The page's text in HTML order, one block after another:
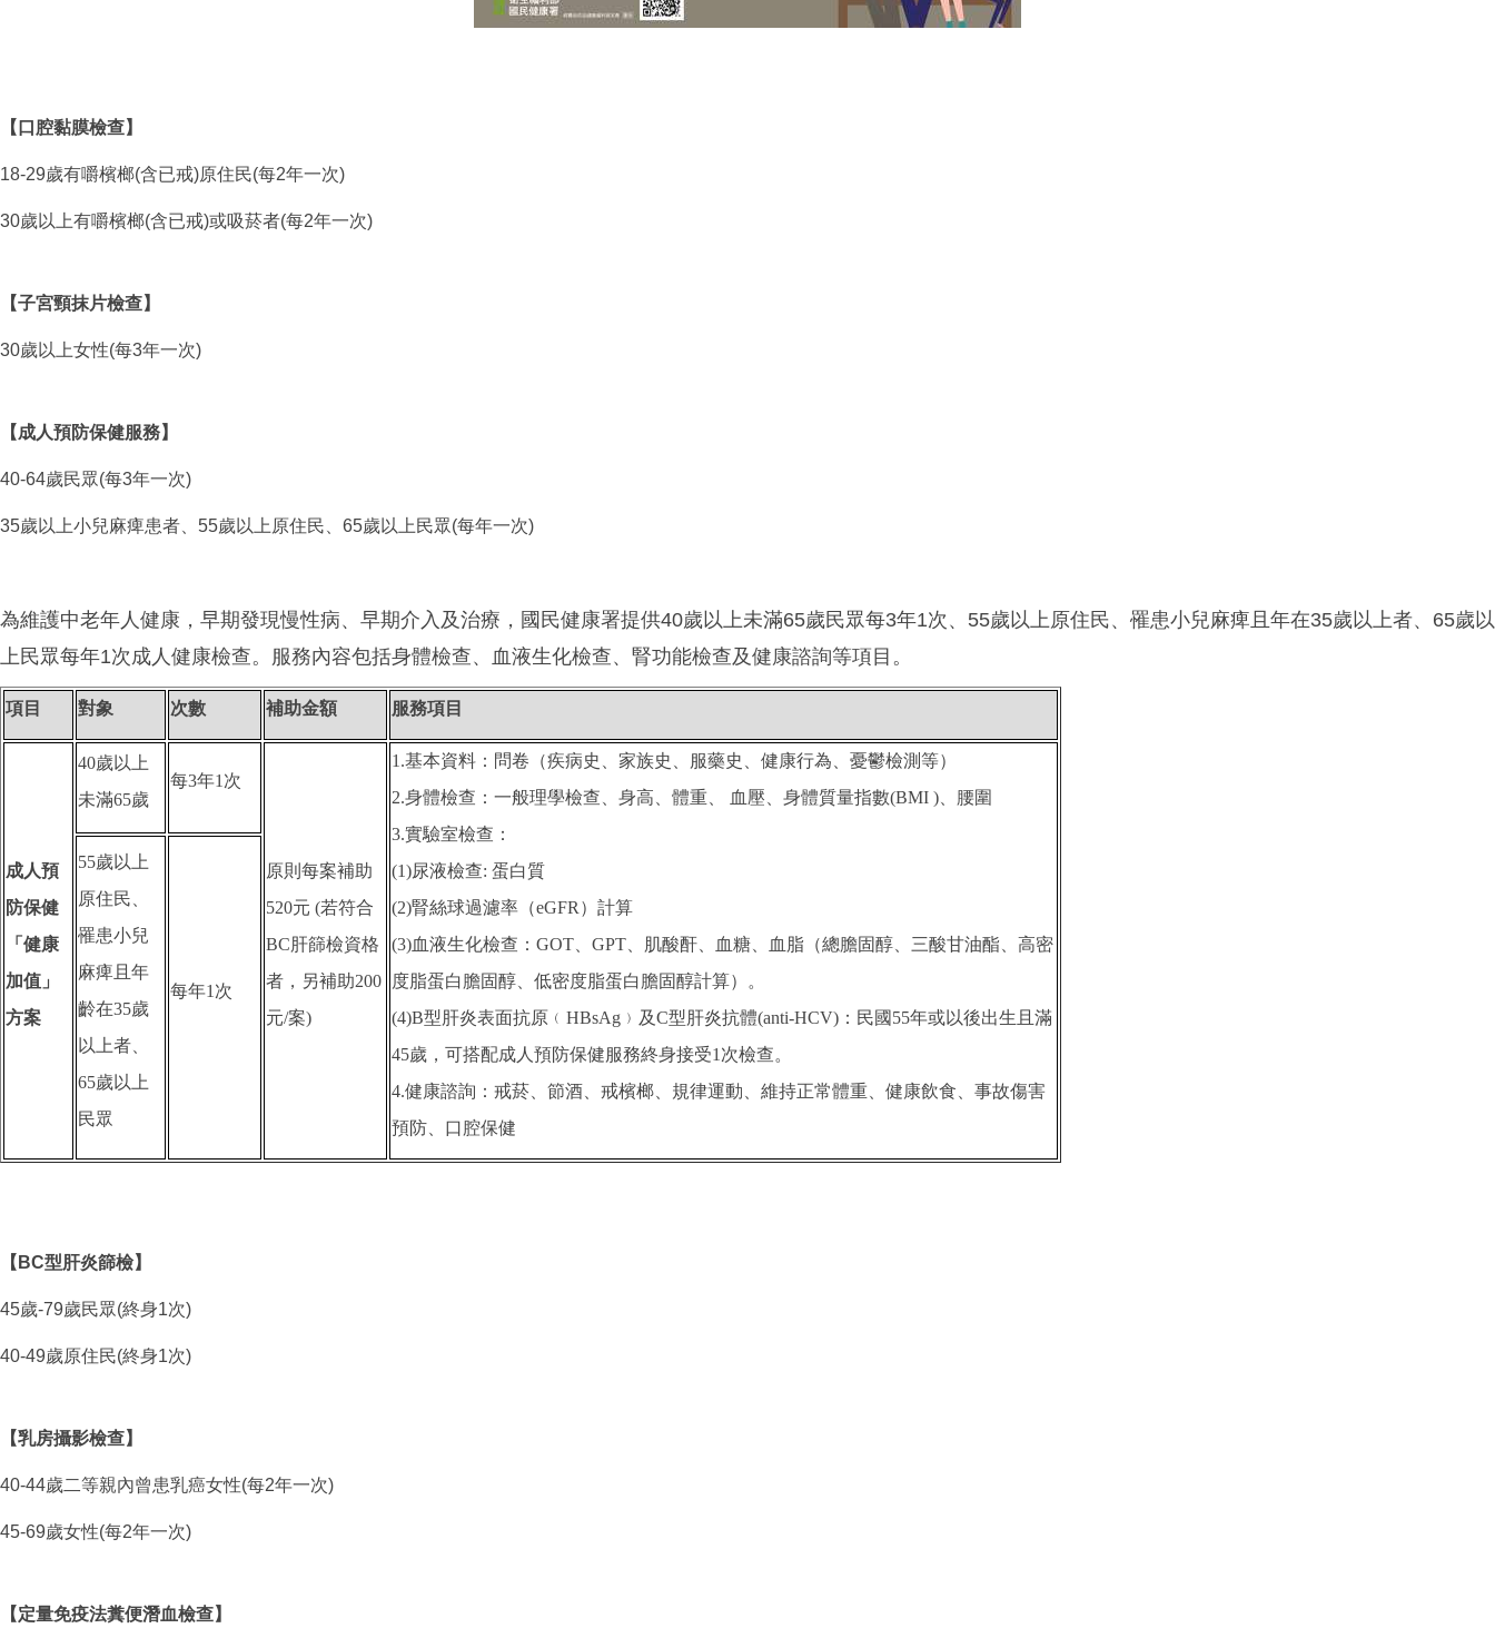
【口腔黏膜檢查】
18-29歲有嚼檳榔(含已戒)原住民(每2年一次)
30歲以上有嚼檳榔(含已戒)或吸菸者(每2年一次)
【子宮頸抹片檢查】
30歲以上女性(每3年一次)
【成人預防保健服務】
40-64歲民眾(每3年一次)
35歲以上小兒麻痺患者、55歲以上原住民、65歲以上民眾(每年一次)
為維護中老年人健康，早期發現慢性病、早期介入及治療，國民健康署提供40歲以上未滿65歲民眾每3年1次、55歲以上原住民、罹患小兒麻痺且年在35歲以上者、65歲以
上民眾每年1次成人健康檢查。服務內容包括身體檢查、血液生化檢查、腎功能檢查及健康諮詢等項目。
項目 對象 次數 補助金額 服務項目
成人預
防保健
「健康
加值」
方案
40歲以上
未滿65歲
每3年1次
原則每案補助
520元 (若符合
BC肝篩檢資格
者，另補助200
元/案)
1.基本資料：問卷（疾病史、家族史、服藥史、健康行為、憂鬱檢測等）
2.身體檢查：一般理學檢查、身高、體重、 血壓、身體質量指數(BMI )、腰圍
3.實驗室檢查：
(1)尿液檢查: 蛋白質
(2)腎絲球過濾率（eGFR）計算
(3)血液生化檢查：GOT、GPT、肌酸酐、血糖、血脂（總膽固醇、三酸甘油酯、高密
度脂蛋白膽固醇、低密度脂蛋白膽固醇計算）。
(4)B型肝炎表面抗原﹙HBsAg﹚及C型肝炎抗體(anti-HCV)：民國55年或以後出生且滿
45歲，可搭配成人預防保健服務終身接受1次檢查。
4.健康諮詢：戒菸、節酒、戒檳榔、規律運動、維持正常體重、健康飲食、事故傷害
預防、口腔保健
55歲以上
原住民、
罹患小兒
麻痺且年
齡在35歲
以上者、
65歲以上
民眾
每年1次
【BC型肝炎篩檢】
45歲-79歲民眾(終身1次)
40-49歲原住民(終身1次)
【乳房攝影檢查】
40-44歲二等親內曾患乳癌女性(每2年一次)
45-69歲女性(每2年一次)
【定量免疫法糞便潛血檢查】